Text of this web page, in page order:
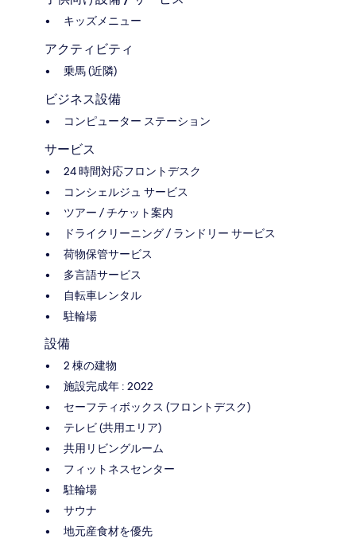
キッズメニュー
アクティビティ
乗馬 (近隣)
ビジネス設備
コンピューター ステーション
サービス
24 時間対応フロントデスク
コンシェルジュ サービス
ツアー / チケット案内
ドライクリーニング / ランドリー サービス
荷物保管サービス
多言語サービス
自転車レンタル
駐輪場
設備
2 棟の建物
施設完成年 : 2022
セーフティボックス (フロントデスク)
テレビ (共用エリア)
共用リビングルーム
フィットネスセンター
駐輪場
サウナ
地元産食材を優先